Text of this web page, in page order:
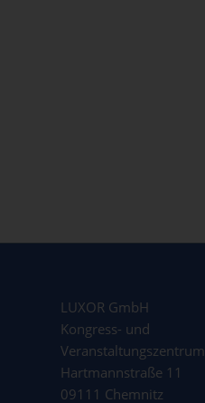
LUXOR GmbH
Kongress- und
Veranstaltungszentrum
Hartmannstraße 11
09111 Chemnitz